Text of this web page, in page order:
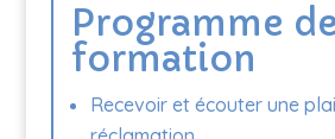
Programme de
formation
Recevoir et écouter une